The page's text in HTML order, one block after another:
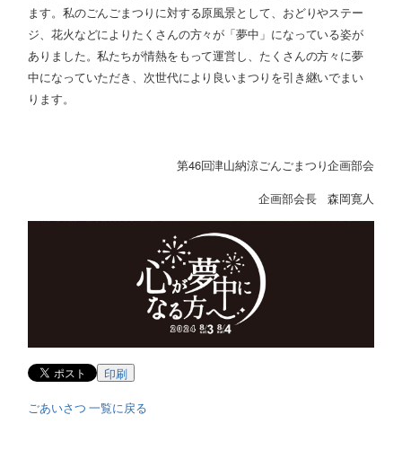
ます。私のごんごまつりに対する原風景として、おどりやステー
ジ、花火などによりたくさんの方々が「夢中」になっている姿が
ありました。私たちが情熱をもって運営し、たくさんの方々に夢
中になっていただき、次世代により良いまつりを引き継いでまい
ります。
第46回津山納涼ごんごまつり企画部会
企画部会長 森岡寛人
印刷
ごあいさつ 一覧に戻る